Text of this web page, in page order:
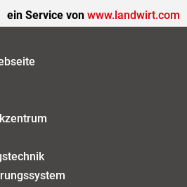
ein Service von www.landwirt.com